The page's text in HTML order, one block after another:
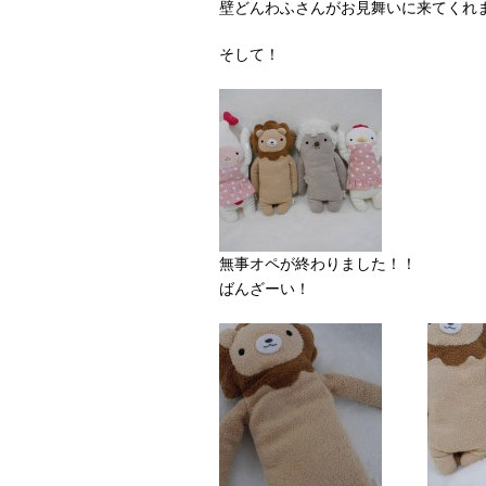
壁どんわふさんがお見舞いに来てくれ
そして！
無事オペが終わりました！！
ばんざーい！